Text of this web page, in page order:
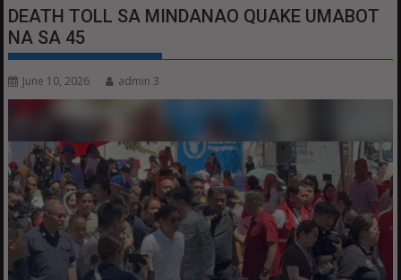
DEATH TOLL SA MINDANAO QUAKE UMABOT
NA SA 45
June 10, 2026 admin 3